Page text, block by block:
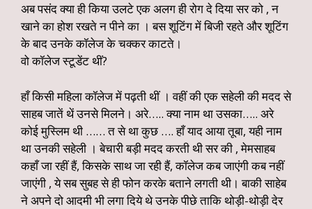
अब पसंद क्या ही किया उलटे एक अलग ही रोग दे दिया सर को , न
खाने का होश रखते न पीने का । बस शूटिंग में बिजी रहते और शूटिंग
के बाद उनके कॉलेज के चक्कर काटते।
वो कॉलेज स्टूडेंट थीं?
हाँ किसी महिला कॉलेज में पढ़ती थीं । वहीं की एक सहेली की मदद से
साहब जातें थें उनसे मिलने। अरे….. क्या नाम था उसका….. अरे
कोई मुस्लिम थी …… त से था कुछ …. हाँ याद आया तूबा, यही नाम
था उनकी सहेली । बेचारी बड़ी मदद करती थी सर की , मेमसाहब
कहाँ जा रहीं हैं, किसके साथ जा रही हैं, कॉलेज कब जाएंगी कब नहीं
जाएंगी , ये सब सुबह से ही फोन करके बताने लगती थी। बाकी साहेब
ने अपने दो आदमी भी लगा दिये थे उनके पीछे ताकि थोड़ी-थोड़ी देर